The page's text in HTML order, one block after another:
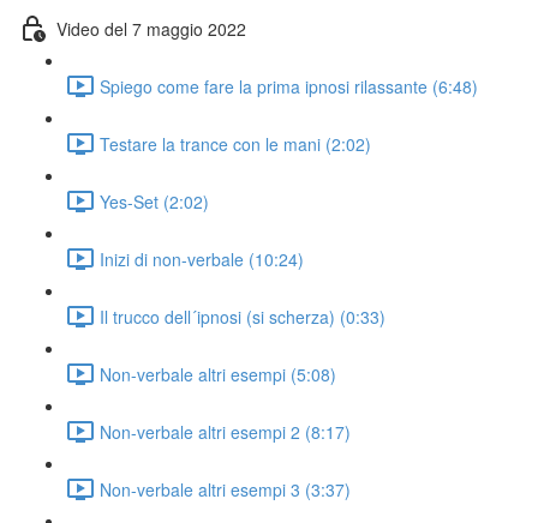
Video del 7 maggio 2022
Spiego come fare la prima ipnosi rilassante (6:48)
Testare la trance con le mani (2:02)
Yes-Set (2:02)
Inizi di non-verbale (10:24)
Il trucco dell´ipnosi (si scherza) (0:33)
Non-verbale altri esempi (5:08)
Non-verbale altri esempi 2 (8:17)
Non-verbale altri esempi 3 (3:37)